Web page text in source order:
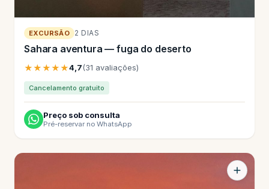
EXCURSÃO 2 DIAS
Sahara aventura — fuga do deserto
★★★★★4,7(31 avaliações)
Cancelamento gratuito
Preço sob consulta
Pré-reservar no WhatsApp